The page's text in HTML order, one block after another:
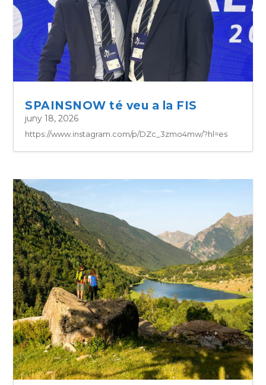
SPAINSNOW té veu a la FIS
juny 18, 2026
https://www.instagram.com/p/DZc_3zmo4mw/?hl=es